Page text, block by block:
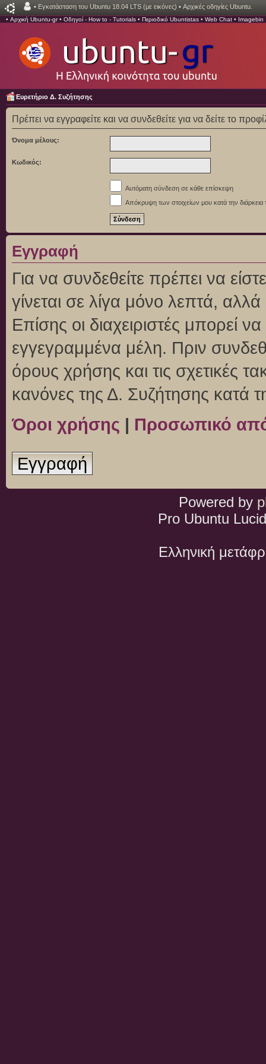
• Εγκατάσταση του Ubuntu 18.04 LTS (με εικόνες) • Αρχικές οδηγίες Ubuntu.
• Αρχική Ubuntu-gr• Οδηγοί - How to - Tutorials • Περιοδικό Ubuntistas • Web Chat • Imagebin
Ευρετήριο Δ. Συζήτησης
Πρέπει να εγγραφείτε και να συνδεθείτε για να δείτε το
Όνομα μέλους:
Κωδικός:
Αυτόματη σύνδεση σε κάθε επίσκεψη
Απόκρυψη των στοιχείων μου κατά την διάρκεια
Εγγραφή
Για να συνδεθείτε πρέπει να
γίνεται σε λίγα μόνο λεπτά,
Επίσης οι διαχειριστές μπορεί
εγγεγραμμένα μέλη. Πριν
όρους χρήσης και τις σχετικές
κανόνες της Δ. Συζήτησης κατά
Όροι χρήσης | Προσωπικό
Εγγραφή
Powered by
Pro Ubuntu
Ελληνική